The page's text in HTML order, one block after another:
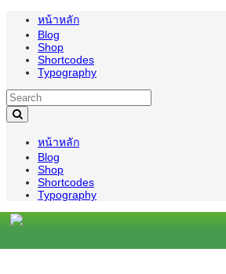
หน้าหลัก
Blog
Shop
Shortcodes
Typography
หน้าหลัก
Blog
Shop
Shortcodes
Typography